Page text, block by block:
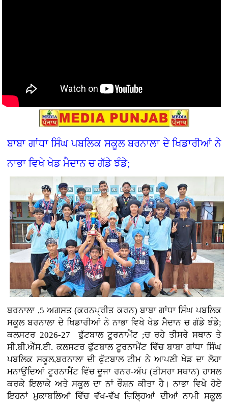
ਬਾਬਾ ਗਾਂਧਾ ਸਿੰਘ ਪਬਲਿਕ ਸਕੂਲ ਬਰਨਾਲਾ ਦੇ ਖਿਡਾਰੀਆਂ ਨੇ
ਨਾਭਾ ਵਿਖੇ ਖੇਡ ਮੈਦਾਨ ਚ ਗੱਡੇ ਝੰਡੇ;
ਬਰਨਾਲਾ ,5 ਅਗਸਤ (ਕਰਨਪ੍ਰੀਤ ਕਰਨ) ਬਾਬਾ ਗਾਂਧਾ ਸਿੰਘ ਪਬਲਿਕ
ਸਕੂਲ ਬਰਨਾਲਾ ਦੇ ਖਿਡਾਰੀਆਂ ਨੇ ਨਾਭਾ ਵਿਖੇ ਖੇਡ ਮੈਦਾਨ ਚ ਗੱਡੇ ਝੰਡੇ;
ਕਲਸਟਰ 2026-27 ਫੁੱਟਬਾਲ ਟੂਰਨਾਮੈਂਟ ;ਚ ਰਹੇ ਤੀਸਰੇ ਸਥਾਨ ਤੇ
ਸੀ.ਬੀ.ਐੱਸ.ਈ. ਕਲਸਟਰ ਫੁੱਟਬਾਲ ਟੂਰਨਾਮੈਂਟ ਵਿੱਚ ਬਾਬਾ ਗਾਂਧਾ ਸਿੰਘ
ਪਬਲਿਕ ਸਕੂਲ,ਬਰਨਾਲਾ ਦੀ ਫੁੱਟਬਾਲ ਟੀਮ ਨੇ ਆਪਣੀ ਖੇਡ ਦਾ ਲੋਹਾ
ਮਨਾਉਂਦਿਆਂ ਟੂਰਨਾਮੈਂਟ ਵਿੱਚ ਦੂਜਾ ਰਨਰ-ਅੱਪ (ਤੀਸਰਾ ਸਥਾਨ) ਹਾਸਲ
ਕਰਕੇ ਇਲਾਕੇ ਅਤੇ ਸਕੂਲ ਦਾ ਨਾਂ ਰੌਸ਼ਨ ਕੀਤਾ ਹੈ। ਨਾਭਾ ਵਿਖੇ ਹੋਏ
ਇਹਨਾਂ ਮੁਕਾਬਲਿਆਂ ਵਿੱਚ ਵੱਖ-ਵੱਖ ਜ਼ਿਲ੍ਹਿਆਂ ਦੀਆਂ ਨਾਮੀ ਸਕੂਲ